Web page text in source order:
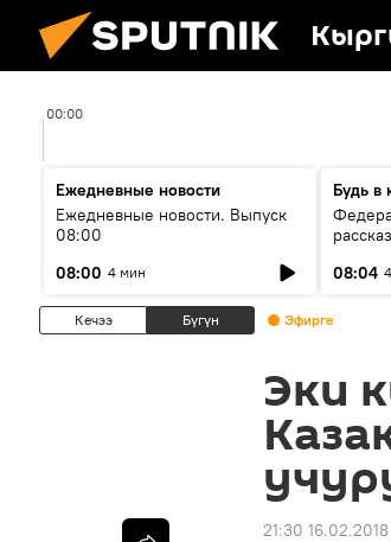
00:00
Ежедневные новости
Ежедневные новости. Выпуск
08:00
08:00 4 мин
Будь в
08:04
Кечээ Бүгүн Эфирге
Эки
21:30 16.02.2018